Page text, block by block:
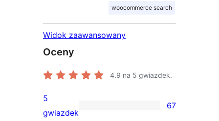
woocommerce search
Widok zaawansowany
Oceny
4.9 na 5 gwiazdek.
67
5
gwiazdek
67